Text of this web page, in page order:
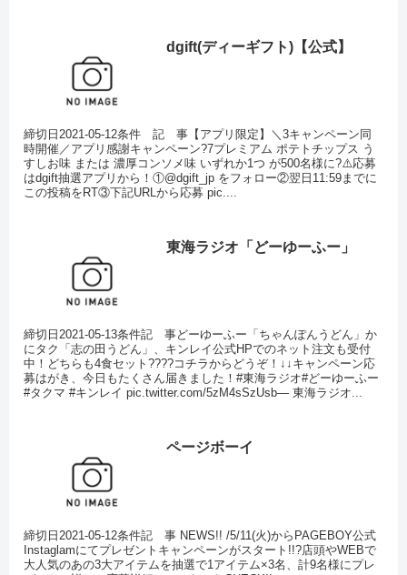
dgift(ディーギフト)【公式】
締切日2021-05-12条件 記 事【アプリ限定】＼3キャンペーン同
時開催／アプリ感謝キャンペーン?7プレミアム ポテトチップス う
すしお味 または 濃厚コンソメ味 いずれか1つ が500名様に?⚠️応募
はdgift抽選アプリから！①@dgift_jp をフォロー②翌日11:59までに
この投稿をRT③下記URLから応募 pic....
東海ラジオ「どーゆーふー」
締切日2021-05-13条件記 事どーゆーふー「ちゃんぽんうどん」か
にタク「志の田うどん」、キンレイ公式HPでのネット注文も受付
中！どちらも4食セット????コチラからどうぞ！↓↓キャンペーン応
募はがき、今日もたくさん届きました！#東海ラジオ#どーゆーふー
#タクマ #キンレイ pic.twitter.com/5zM4sSzUsb— 東海ラジオ...
ページボーイ
締切日2021-05-12条件記 事 NEWS!! /5/11(火)からPAGEBOY公式
Instaglamにてプレゼントキャンペーンがスタート!!?店頭やWEBで
大人気のあの3大アイテムを抽選で1アイテム×3名、計9名様にプレ